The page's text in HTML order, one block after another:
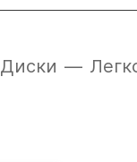
Диски —